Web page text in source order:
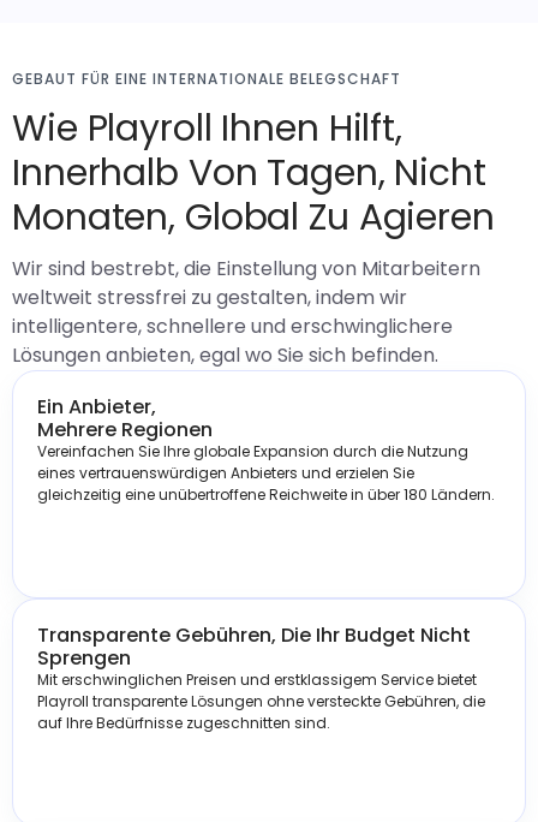
GEBAUT FÜR EINE INTERNATIONALE BELEGSCHAFT
Wie Playroll Ihnen Hilft,
Innerhalb Von Tagen, Nicht
Monaten, Global Zu Agieren
Wir sind bestrebt, die Einstellung von Mitarbeitern
weltweit stressfrei zu gestalten, indem wir
intelligentere, schnellere und erschwinglichere
Lösungen anbieten, egal wo Sie sich befinden.
Ein Anbieter,
Mehrere Regionen
Vereinfachen Sie Ihre globale Expansion durch die Nutzung
eines vertrauenswürdigen Anbieters und erzielen Sie
gleichzeitig eine unübertroffene Reichweite in über 180 Ländern.
Transparente Gebühren, Die Ihr Budget Nicht
Sprengen
Mit erschwinglichen Preisen und erstklassigem Service bietet
Playroll transparente Lösungen ohne versteckte Gebühren, die
auf Ihre Bedürfnisse zugeschnitten sind.